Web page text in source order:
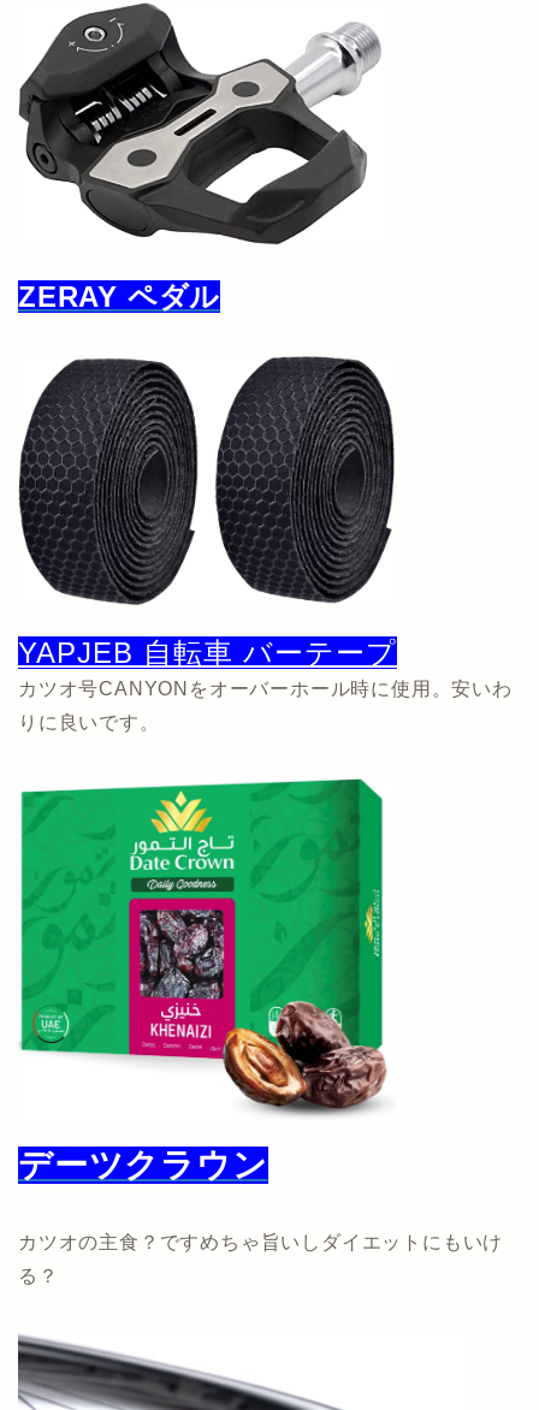
ZERAY ペダル
YAPJEB 自転車 バーテープ
カツオ号CANYONをオーバーホール時に使用。安いわ
りに良いです。
デーツクラウン
カツオの主食？ですめちゃ旨いしダイエットにもいけ
る？